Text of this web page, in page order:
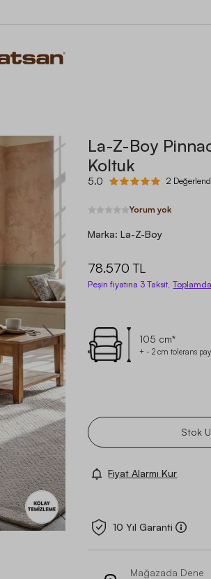
La-Z-Boy
Koltuk
5.0 2
Yorum yok
Marka:La-Z-Boy
78.570 TL
Peşin fiyatına 3 Taksit, Toplamda
105 cm*
+ - 2 cm tolerans
Stok
Fiyat Alarmı Kur
10 Yıl Garanti
Mağazada Dene